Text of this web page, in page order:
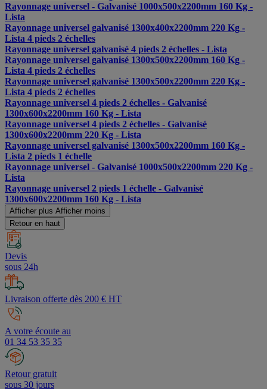
Rayonnage universel - Galvanisé 1000x500x2200mm 160 Kg -
Lista
Rayonnage universel galvanisé 1300x400x2200mm 220 Kg -
Lista 4 pieds 2 échelles
Rayonnage universel galvanisé 4 pieds 2 échelles - Lista
Rayonnage universel galvanisé 1300x500x2200mm 160 Kg -
Lista 4 pieds 2 échelles
Rayonnage universel galvanisé 1300x500x2200mm 220 Kg -
Lista 4 pieds 2 échelles
Rayonnage universel 4 pieds 2 échelles - Galvanisé
1300x600x2200mm 160 Kg - Lista
Rayonnage universel 4 pieds 2 échelles - Galvanisé
1300x600x2200mm 220 Kg - Lista
Rayonnage universel galvanisé 1300x500x2200mm 160 Kg -
Lista 2 pieds 1 échelle
Rayonnage universel - Galvanisé 1000x500x2200mm 220 Kg -
Lista
Rayonnage universel 2 pieds 1 échelle - Galvanisé
1300x600x2200mm 160 Kg - Lista
Afficher plus Afficher moins
Retour en haut
Devis
sous 24h
Livraison offerte dès 200 € HT
A votre écoute au
01 34 53 35 35
Retour gratuit
sous 30 jours